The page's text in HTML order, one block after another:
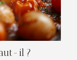
il ?